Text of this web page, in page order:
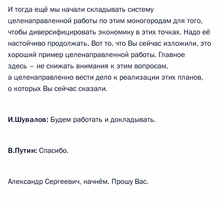
И тогда ещё мы начали складывать систему
целенаправленной работы по этим моногородам для того,
чтобы диверсифицировать экономику в этих точках. Надо её
настойчиво продолжать. Вот то, что Вы сейчас изложили, это
хороший пример целенаправленной работы. Главное
здесь – не снижать внимания к этим вопросам,
а целенаправленно вести дело к реализации этих планов,
о которых Вы сейчас сказали.
И.Шувалов: Будем работать и докладывать.
В.Путин: Спасибо.
Александр Сергеевич, начнём. Прошу Вас.